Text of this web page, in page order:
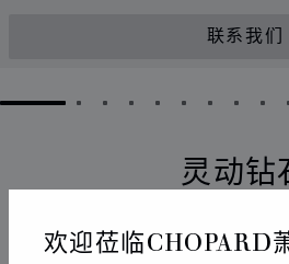
欢迎莅临CHOPARD
联系我们
GO TO SLIDE 1GO TO SLIDE 2
GO TO SLIDE 3
GO TO SLIDE 4
GO TO SLIDE
GO TOGO TO
GO
灵动钻
它们以流畅的运动点亮周围
Chopard萧邦工坊诞生以来，